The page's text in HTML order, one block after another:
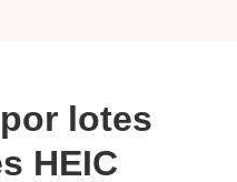
lotes
HEIC